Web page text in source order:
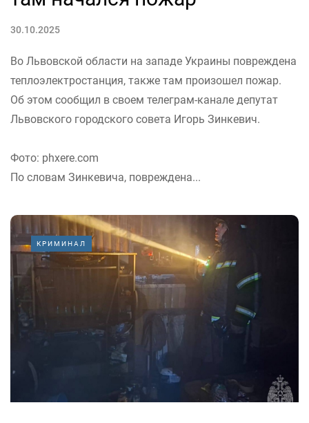
30.10.2025
Во Львовской области на западе Украины повреждена
теплоэлектростанция, также там произошел пожар.
Об этом сообщил в своем телеграм-канале депутат
Львовского городского совета Игорь Зинкевич.
Фото: phxere.com
По словам Зинкевича, повреждена...
КРИМИНАЛ